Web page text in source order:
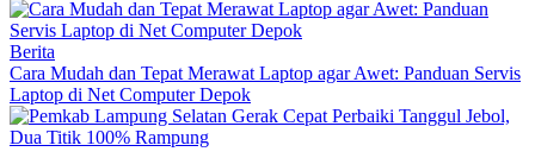
Berita
Cara Mudah dan Tepat Merawat Laptop agar Awet: Panduan Servis
Laptop di Net Computer Depok